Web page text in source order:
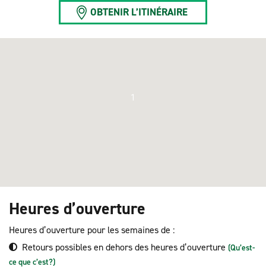
OBTENIR L’ITINÉRAIRE
1
Heures d’ouverture
Heures d’ouverture pour les semaines de :
Retours possibles en dehors des heures d’ouverture (Qu’est-
ce que c’est?)